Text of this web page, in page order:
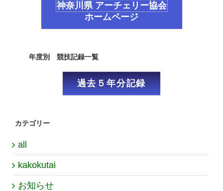
神奈川県 アーチェリー協会
ホームページ
年度別 競技記録一覧
過去５年分記録
カテゴリー
all
kakokutai
お知らせ